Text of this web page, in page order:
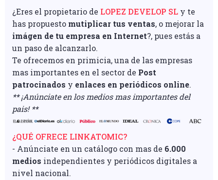
¿Eres el propietario de LOPEZ DEVELOP SL y te
has propuesto mutiplicar tus ventas, o mejorar la
imágen de tu empresa en Internet?, pues estás a
un paso de alcanzarlo.
Te ofrecemos en primicia, una de las empresas
mas importantes en el sector de Post
patrocinados y enlaces en periódicos online.
** ¡Anúnciate en los medios mas importantes del
pais! **
¿QUÉ OFRECE LINKATOMIC?
- Anúnciate en un catálogo con mas de 6.000
medios independientes y periódicos digitales a
nivel nacional.